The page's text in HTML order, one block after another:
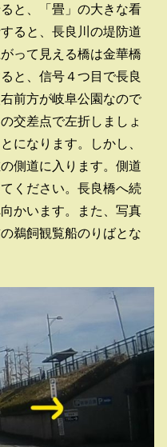
と、「畳」の大きな看
ると、長良川の堤防道
って見える橋は金華橋
と、信号４つ目で長良
前方が岐阜公園なので
交差点で左折しましょ
になります。しかし、
側道に入ります。側道
ください。長良橋へ続
かいます。また、写真
鵜飼観覧船のりばとな